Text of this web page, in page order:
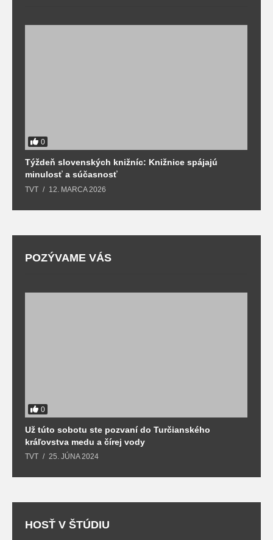
0
Týždeň slovenských knižníc: Knižnice spájajú
minulosť a súčasnosť
TVT 12. MARCA 2026
POZÝVAME VÁS
0
Už túto sobotu ste pozvaní do Turčianského
kráľovstva medu a čírej vody
TVT 25. JÚNA 2024
HOSŤ V ŠTÚDIU